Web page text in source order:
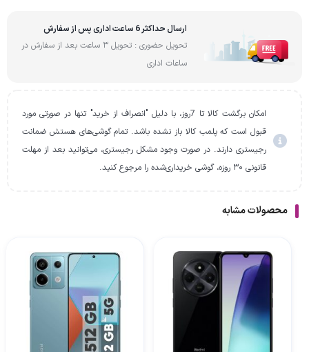
ارسال حداکثر 6 ساعت اداری پس از سفارش
تحویل حضوری : تحویل 3 ساعت بعد از سفارش در
ساعات اداری
امکان برگشت کالا تا 7روز، با دلیل "انصراف از خرید" تنها در صورتی مورد
قبول است که پلمب کالا باز نشده باشد. تمام گوشی‌های هستش ضمانت
رجیستری دارند. در صورت وجود مشکل رجیستری، می‌توانید بعد از مهلت
قانونی ۳۰ روزه، گوشی خریداری‌شده را مرجوع کنید.
محصولات مشابه